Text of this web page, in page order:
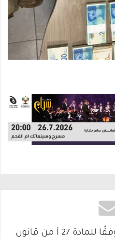
يتم الاستخدام المواد وفقًا للمادة 27 أ من قانون